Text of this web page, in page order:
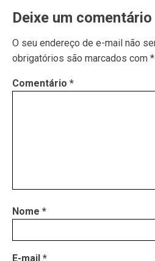
Deixe um comentário
O seu endereço de e-mail não
obrigatórios são marcados com *
Comentário *
Nome *
E-mail *